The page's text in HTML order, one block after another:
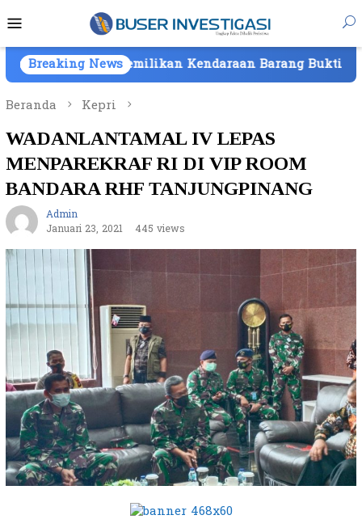
ke
kontenMobile
Breaking News
Kendaraan Barang Bukti Atas Nama PT Mitra
Beranda
Kepri
WADANLANTAMAL IV LEPAS
MENPAREKRAF RI DI VIP ROOM
BANDARA RHF TANJUNGPINANG
Admin
Januari 23, 2021
445 views